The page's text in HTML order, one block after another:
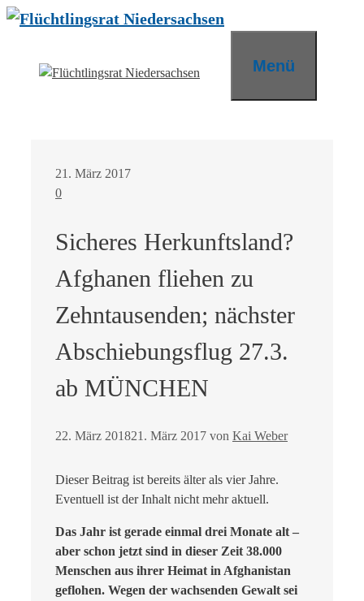
Zum
Menü
21. März 2017
0
Sicheres Herkunftsland?
Afghanen fliehen zu
Zehntausenden; nächster
Abschiebungsflug 27.3.
ab MÜNCHEN
22. März 201821. März 2017 von Kai Weber
Dieser Beitrag ist bereits älter als vier Jahre.
Eventuell ist der Inhalt nicht mehr aktuell.
Das Jahr ist gerade einmal drei Monate alt –
aber schon jetzt sind in dieser Zeit 38.000
Menschen aus ihrer Heimat in Afghanistan
geflohen. Wegen der wachsenden Gewalt sei